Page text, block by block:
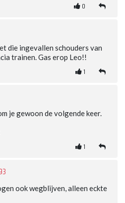
0
die ingevallen schouders van
trainen. Gas erop Leo!!
1
je gewoon de volgende keer.
1
ook wegblijven, alleen eckte